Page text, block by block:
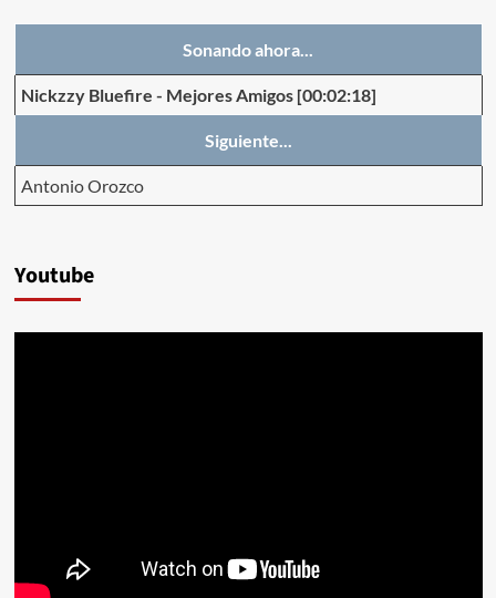
Sonando ahora...
Nickzzy Bluefire - Mejores Amigos [00:02:18]
Siguiente...
Antonio Orozco
Youtube